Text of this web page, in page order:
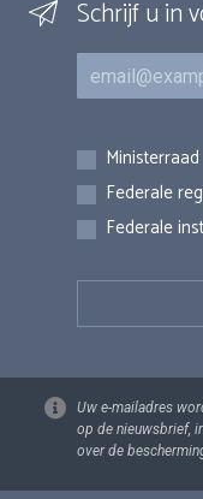
Schrijf u in
E-mail
Inschrijvingen
Ministerraad
Federale
Federale
Uw e-mailadres
op de nieuwsbrief,
over de